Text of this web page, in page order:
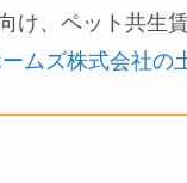
け、ペット共生
ムズ株式会社の